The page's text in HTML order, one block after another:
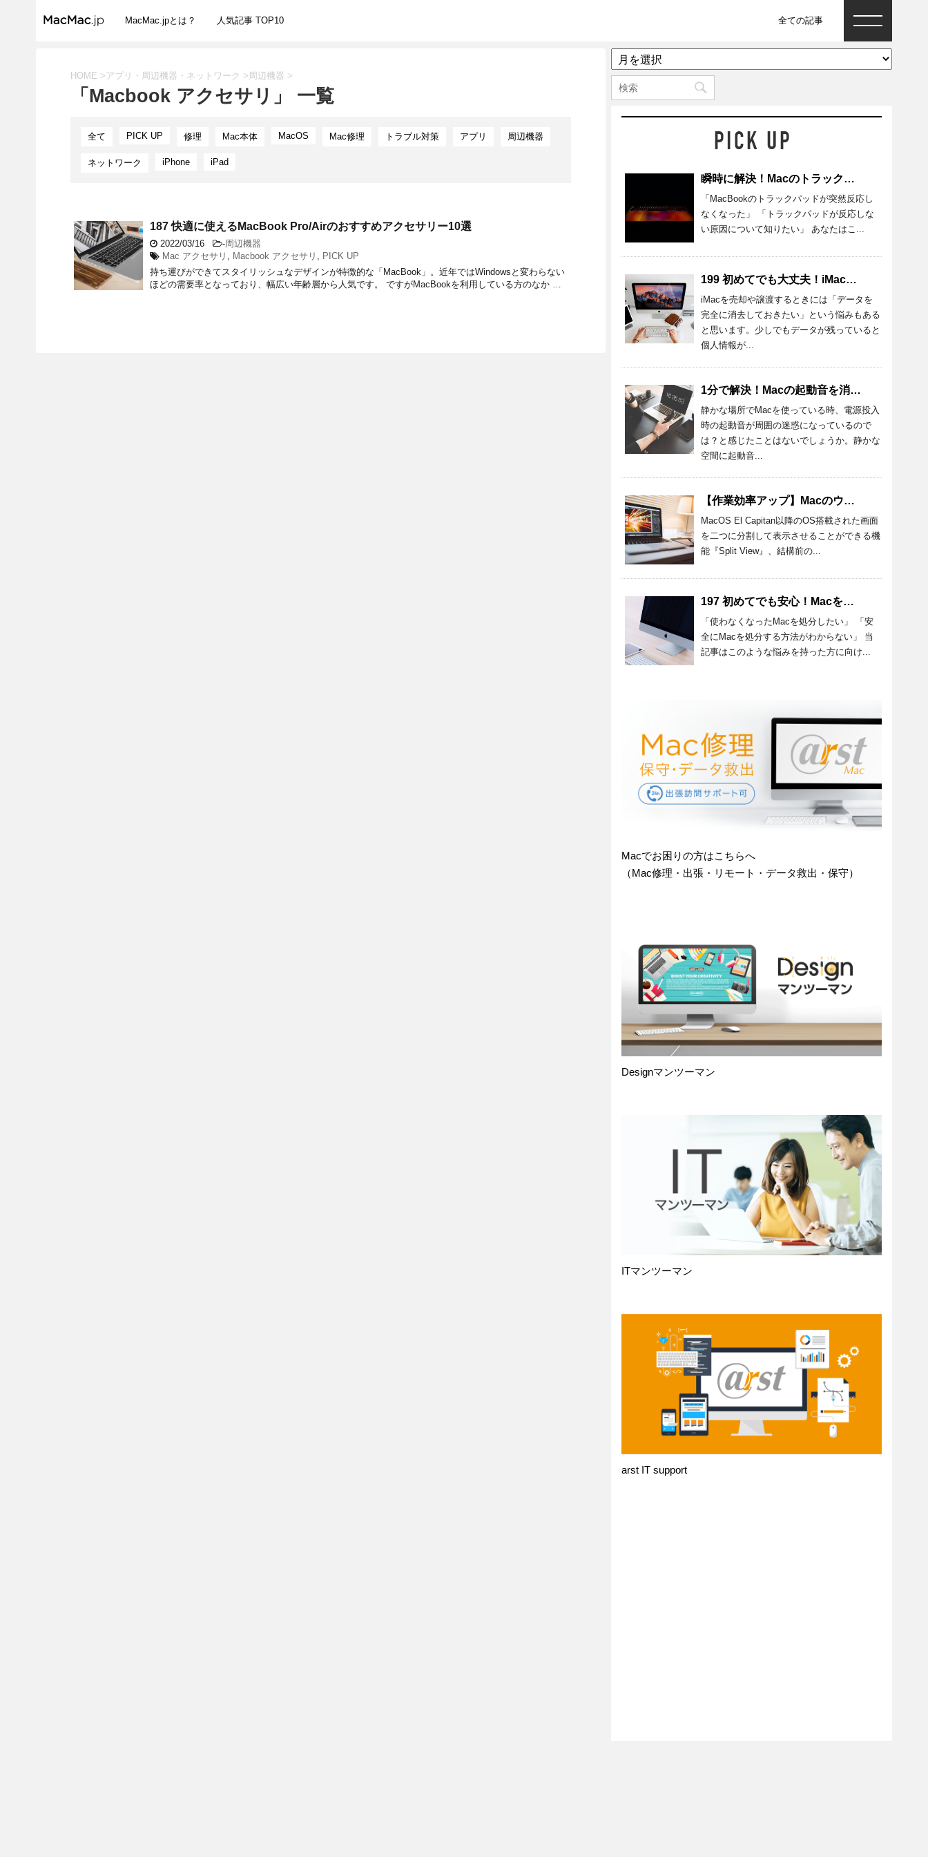
MacMac.jpとは？ 人気記事 TOP10 全ての記事
HOME >アプリ・周辺機器・ネットワーク > 周辺機器 >
「Macbook アクセサリ」 一覧
全て PICK UP 修理 Mac本体 MacOS Mac修理 トラブル対策 アプリ 周辺機器
ネットワーク iPhone iPad
187 快適に使えるMacBook Pro/Airのおすすめアクセサリー10選
2022/03/16 -周辺機器
Mac アクセサリ , Macbook アクセサリ , PICK UP
持ち運びができてスタイリッシュなデザインが特徴的な「MacBook」。近年ではWindowsと変わらない
ほどの需要率となっており、幅広い年齢層から人気です。 ですがMacBookを利用している方のなか …
ア
ー
カ
イ
瞬時に解決！Macのトラックパッドが反応しないときの原因と対処法
「MacBookのトラックパッドが突然反応し
なくなった」 「トラックパッドが反応しな
い原因について知りたい」 あなたはこ...
199 初めてでも大丈夫！iMacのデータを完全消去する準備・方法を紹介
iMacを売却や譲渡するときには「データを
完全に消去しておきたい」という悩みもある
と思います。少しでもデータが残っていると
個人情報が...
1分で解決！Macの起動音を消す設定方法とおすすめアプリを紹介！
静かな場所でMacを使っている時、電源投入
時の起動音が周囲の迷惑になっているので
は？と感じたことはないでしょうか。静かな
空間に起動音...
【作業効率アップ】Macのウィンドウを半分にする方法を詳しく解説
MacOS El Capitan以降のOS搭載された画面
を二つに分割して表示させることができる機
能『Split View』、結構前の...
197 初めてでも安心！Macを処分するときの準備と方法を詳しく解説！
「使わなくなったMacを処分したい」 「安
全にMacを処分する方法がわからない」 当
記事はこのような悩みを持った方に向け...
Macでお困りの方はこちらへ
（Mac修理・出張・リモート・データ救出・保守）
Designマンツーマン
ITマンツーマン
arst IT support